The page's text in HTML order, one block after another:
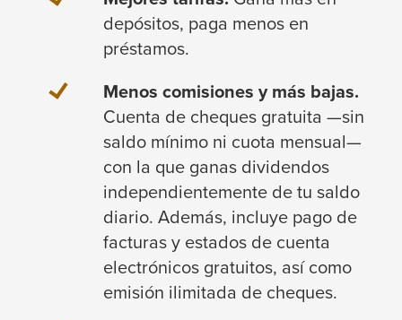
depósitos, paga menos en
préstamos.
Menos comisiones y más bajas.
Cuenta de cheques gratuita —sin
saldo mínimo ni cuota mensual—
con la que ganas dividendos
independientemente de tu saldo
diario. Además, incluye pago de
facturas y estados de cuenta
electrónicos gratuitos, así como
emisión ilimitada de cheques.